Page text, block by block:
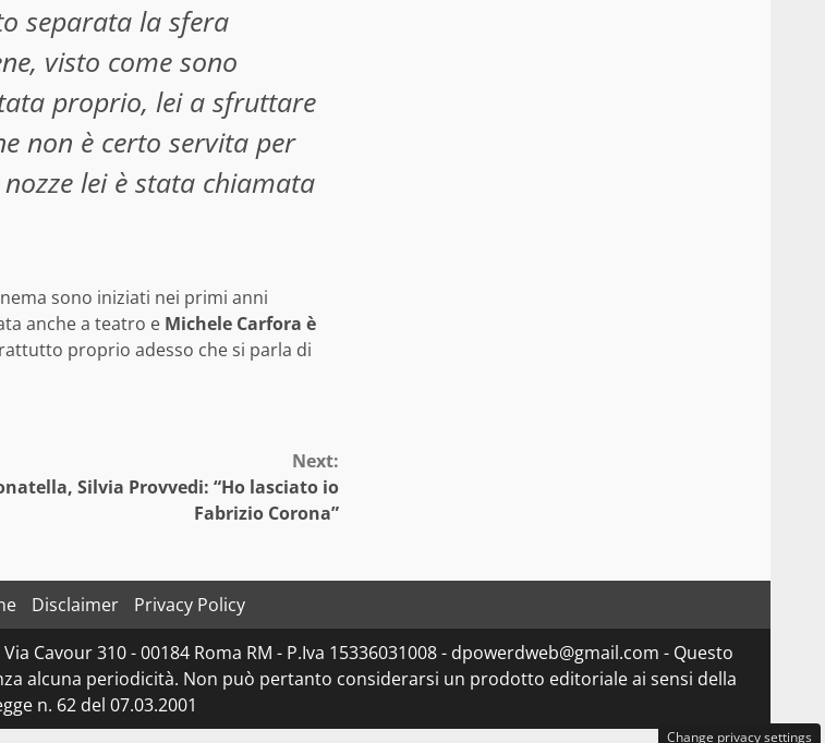
separata la sfera
visto come sono
proprio, lei a sfruttare
non è certo servita per
lei è stata chiamata
sono iniziati nei primi anni
anche a teatro e Michele Carfora è
proprio adesso che si parla di
Next:
Silvia Provvedi: “Ho lasciato io
Fabrizio Corona”
Disclaimer
Privacy Policy
Cavour 310 - 00184 Roma RM - P.Iva 15336031008 - dpowerdweb@gmail.com - Questo
alcuna periodicità. Non può pertanto considerarsi un prodotto editoriale ai sensi della
n. 62 del 07.03.2001
Change privacy settings